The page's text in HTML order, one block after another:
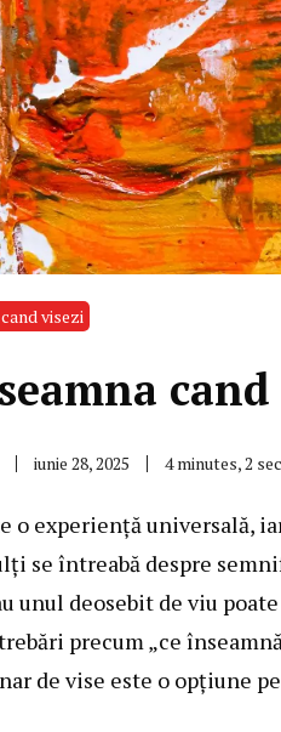
visezi
iunie 28, 2025 4 minutes, 2
o experiență universală,
se întreabă despre
unul deosebit de viu
precum „ce
de vise este o opțiune